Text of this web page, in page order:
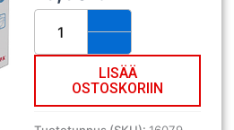
Suojakäsine
Selefa
kopolymeeri
/100
määrä
LISÄÄ
OSTOSKORIIN